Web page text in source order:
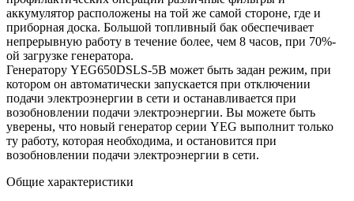
аккумулятор расположены на той же самой стороне, где и
приборная доска. Большой топливный бак обеспечивает
непрерывную работу в течение более, чем 8 часов, при 70%-
ой загрузке генератора.
Генератору YEG650DSLS-5B может быть задан режим, при
котором он автоматически запускается при отключении
подачи электроэнергии в сети и останавливается при
возобновлении подачи электроэнергии. Вы можете быть
уверены, что новый генератор серии YEG выполнит только
ту работу, которая необходима, и остановится при
возобновлении подачи электроэнергии в сети.
Общие характеристики